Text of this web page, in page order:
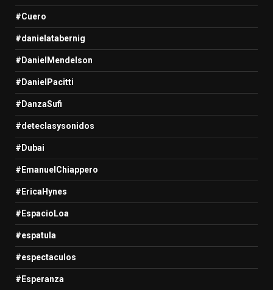
#Cuero
#danielatabernig
#DanielMendelson
#DanielPacitti
#DanzaSufi
#deteclasysonidos
#Dubai
#EmanuelChiappero
#EricaHynes
#EspacioLoa
#espatula
#espectaculos
#Esperanza